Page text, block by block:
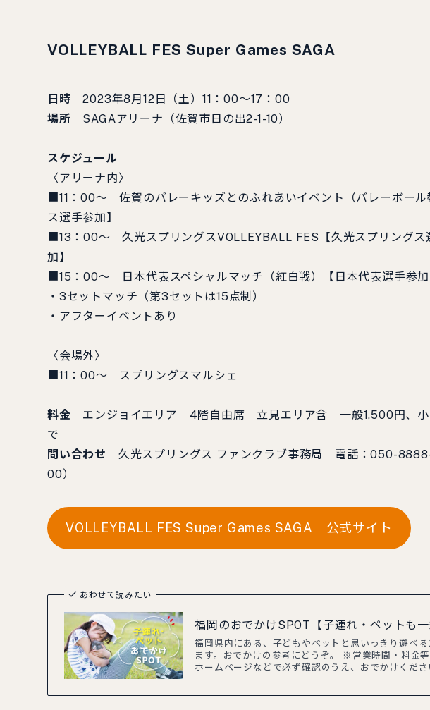
VOLLEYBALL FES Super Games SAGA
日時 2023年8月12日（土）11：00～17：00
場所 SAGAアリーナ（佐賀市日の出2-1-10）
スケジュール
〈アリーナ内〉
■11：00〜 佐賀のバレーキッズとのふれあいイベント（バレーボー
ス選手参加】
■13：00〜 久光スプリングスVOLLEYBALL FES【久光スプリングス
加】
■15：00〜 日本代表スペシャルマッチ（紅白戦）【日本代表選手参加
・3セットマッチ（第3セットは15点制）
・アフターイベントあり
〈会場外〉
■11：00〜 スプリングスマルシェ
料金 エンジョイエリア 4階自由席 立見エリア含 一般1,500円、
で
問い合わせ
久光スプリングス ファンクラブ事務局 電話：050-
00）
VOLLEYBALL FES Super Games SAGA 公式サイト
あわせて読みたい
福岡のおでかけSPOT【子連れ・ペットも一
福岡県内にある、子どもやペットと思いっきり遊べ
ます。おでかけの参考にどうぞ。 ※営業時間・料金
ホームページなどで必ず確認のうえ、おでかけくださ